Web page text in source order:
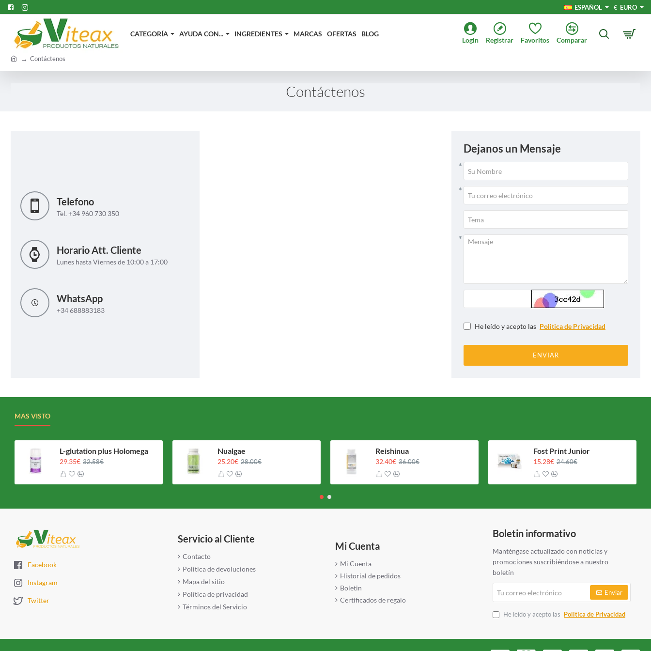
ESPAÑOL € EURO
CATEGORÍA AYUDA CON... INGREDIENTES MARCAS OFERTAS BLOG
Login Registrar Favoritos Comparar
Contáctenos
Contáctenos
Telefono
Tel. +34 960 730 350
Horario Att. Cliente
Lunes hasta Viernes de 10:00 a 17:00
WhatsApp
+34 688883183
Dejanos un Mensaje
He leído y acepto las Politica de Privacidad
ENVIAR
MAS VISTO
L-glutation plus Holomega
29.35€ 32.58€
Nualgae
25.20€ 28.00€
Reishinua
32.40€ 36.00€
Fost Print Junior
15.28€ 24.60€
Facebook
Instagram
Twitter
Servicio al Cliente
Contacto
Politica de devoluciones
Mapa del sitio
Política de privacidad
Términos del Servicio
Mi Cuenta
Mi Cuenta
Historial de pedidos
Boletin
Certificados de regalo
Boletin informativo
Manténgase actualizado con noticias y
promociones suscribiéndose a nuestro
boletín
correo
Enviar
He leído y acepto las Politica de Privacidad